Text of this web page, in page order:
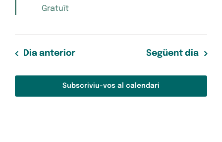
2026Gratuït
Dia anterior Següent dia
Subscriviu-vos al calendari